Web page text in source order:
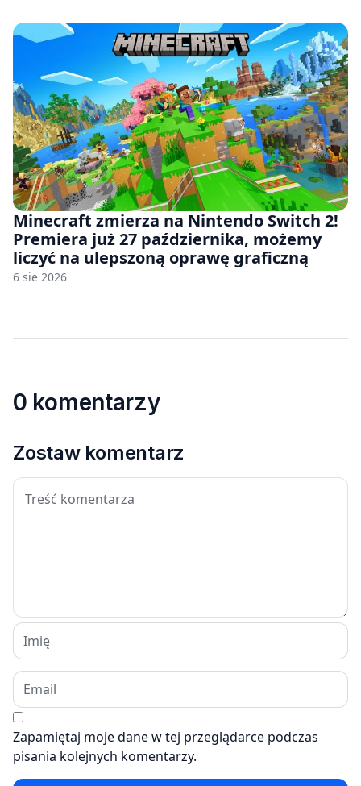
Minecraft zmierza na Nintendo Switch 2!
Premiera już 27 października, możemy
liczyć na ulepszoną oprawę graficzną
6 sie 2026
0 komentarzy
Zostaw komentarz
Zapamiętaj moje dane w tej przeglądarce podczas
pisania kolejnych komentarzy.